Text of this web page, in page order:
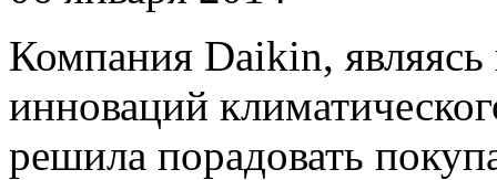
Компания Daikin,
инноваций
решила порадовать